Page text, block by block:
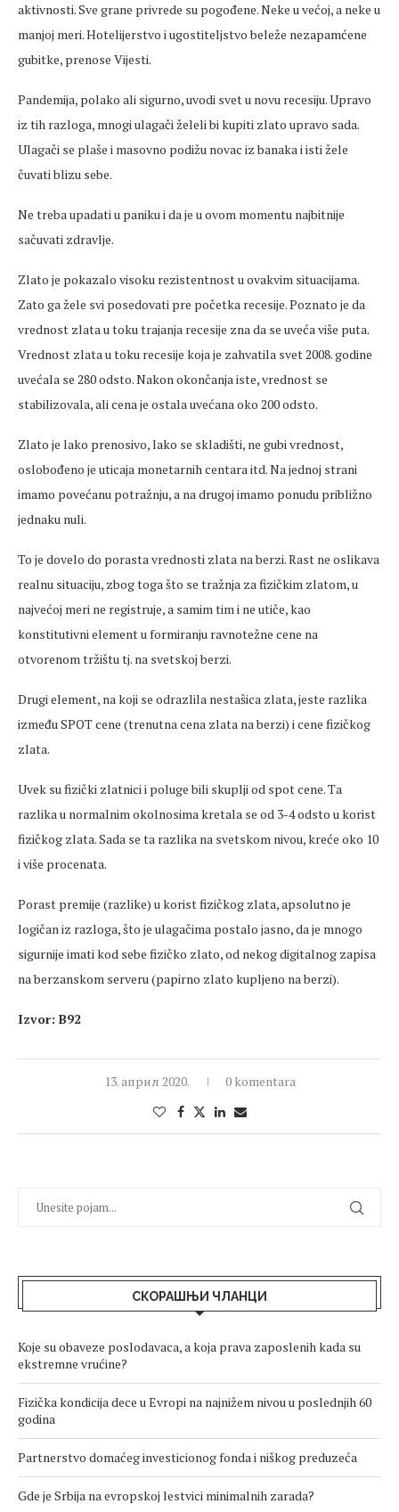
aktivnosti. Sve grane privrede su pogođene. Neke u većoj, a neke u
manjoj meri. Hotelijerstvo i ugostiteljstvo beleže nezapamćene
gubitke, prenose Vijesti.
Pandemija, polako ali sigurno, uvodi svet u novu recesiju. Upravo
iz tih razloga, mnogi ulagači želeli bi kupiti zlato upravo sada.
Ulagači se plaše i masovno podižu novac iz banaka i isti žele
čuvati blizu sebe.
Ne treba upadati u paniku i da je u ovom momentu najbitnije
sačuvati zdravlje.
Zlato je pokazalo visoku rezistentnost u ovakvim situacijama.
Zato ga žele svi posedovati pre početka recesije. Poznato je da
vrednost zlata u toku trajanja recesije zna da se uveća više puta.
Vrednost zlata u toku recesije koja je zahvatila svet 2008. godine
uvećala se 280 odsto. Nakon okončanja iste, vrednost se
stabilizovala, ali cena je ostala uvećana oko 200 odsto.
Zlato je lako prenosivo, lako se skladišti, ne gubi vrednost,
oslobođeno je uticaja monetarnih centara itd. Na jednoj strani
imamo povećanu potražnju, a na drugoj imamo ponudu približno
jednaku nuli.
To je dovelo do porasta vrednosti zlata na berzi. Rast ne oslikava
realnu situaciju, zbog toga što se tražnja za fizičkim zlatom, u
najvećoj meri ne registruje, a samim tim i ne utiče, kao
konstitutivni element u formiranju ravnotežne cene na
otvorenom tržištu tj. na svetskoj berzi.
Drugi element, na koji se odrazlila nestašica zlata, jeste razlika
između SPOT cene (trenutna cena zlata na berzi) i cene fizičkog
zlata.
Uvek su fizički zlatnici i poluge bili skuplji od spot cene. Ta
razlika u normalnim okolnosima kretala se od 3-4 odsto u korist
fizičkog zlata. Sada se ta razlika na svetskom nivou, kreće oko 10
i više procenata.
Porast premije (razlike) u korist fizičkog zlata, apsolutno je
logičan iz razloga, što je ulagačima postalo jasno, da je mnogo
sigurnije imati kod sebe fizičko zlato, od nekog digitalnog zapisa
na berzanskom serveru (papirno zlato kupljeno na berzi).
Izvor: B92
13. април 2020. 0 komentara
СКОРАШЊИ ЧЛАНЦИ
Koje su obaveze poslodavaca, a koja prava zaposlenih kada su
ekstremne vrućine?
Fizička kondicija dece u Evropi na najnižem nivou u poslednjih 60
godina
Partnerstvo domaćeg investicionog fonda i niškog preduzeća
Gde je Srbija na evropskoj lestvici minimalnih zarada?